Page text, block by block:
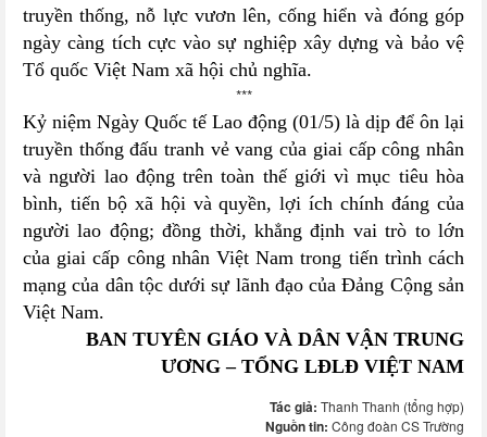
truyền thống, nỗ lực vươn lên, cống hiển và đóng góp
ngày càng tích cực vào sự nghiệp xây dựng và bảo vệ
Tổ quốc Việt Nam xã hội chủ nghĩa.
***
Kỷ niệm Ngày Quốc tế Lao động (01/5) là dịp để ôn lại
truyền thống đấu tranh vẻ vang của giai cấp công nhân
và người lao động trên toàn thế giới vì mục tiêu hòa
bình, tiến bộ xã hội và quyền, lợi ích chính đáng của
người lao động; đồng thời, khẳng định vai trò to lớn
của giai cấp công nhân Việt Nam trong tiến trình cách
mạng của dân tộc dưới sự lãnh đạo của Đảng Cộng sản
Việt Nam.
BAN TUYÊN GIÁO VÀ DÂN VẬN TRUNG
ƯƠNG – TỔNG LĐLÐ VIỆT NAM
Tác giả: Thanh Thanh (tổng hợp)
Nguồn tin: Công đoàn CS Trường